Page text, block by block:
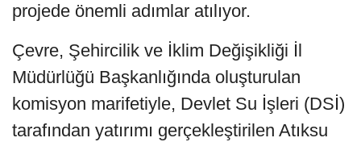
projede önemli adımlar atılıyor.
Çevre, Şehircilik ve İklim Değişikliği İl
Müdürlüğü Başkanlığında oluşturulan
komisyon marifetiyle, Devlet Su İşleri (DSİ)
tarafından yatırımı gerçekleştirilen Atıksu